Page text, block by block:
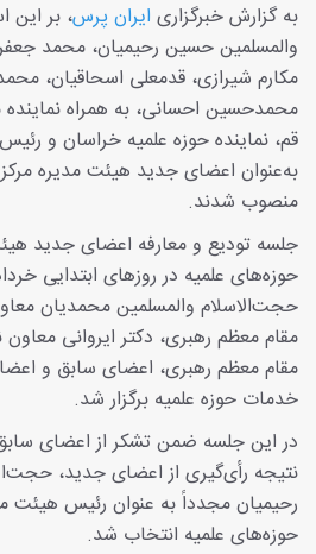
به گزارش خبرگزاری ایران پرس، بر
والمسلمین حسین رحیمیان، محمد
مکارم شیرازی، قدمعلی اسحاقیان،
محمدحسین احسانی، به همراه نماینده
قم، نماینده حوزه علمیه خراسان و
به‌عنوان اعضای جدید هیئت مدیره
منصوب شدند.
جلسه تودیع و معارفه اعضای جدید
حوزه‌های علمیه در روزهای ابتدایی
حجت‌الاسلام والمسلمین محمدیان
مقام معظم رهبری، دکتر ایروانی
مقام معظم رهبری، اعضای سابق و
خدمات حوزه علمیه برگزار شد.
در این جلسه ضمن تشکر از اعضای
نتیجه رأی‌گیری از اعضای جدید،
رحیمیان مجدداً به عنوان رئیس هیئت
حوزه‌های علمیه انتخاب شد.